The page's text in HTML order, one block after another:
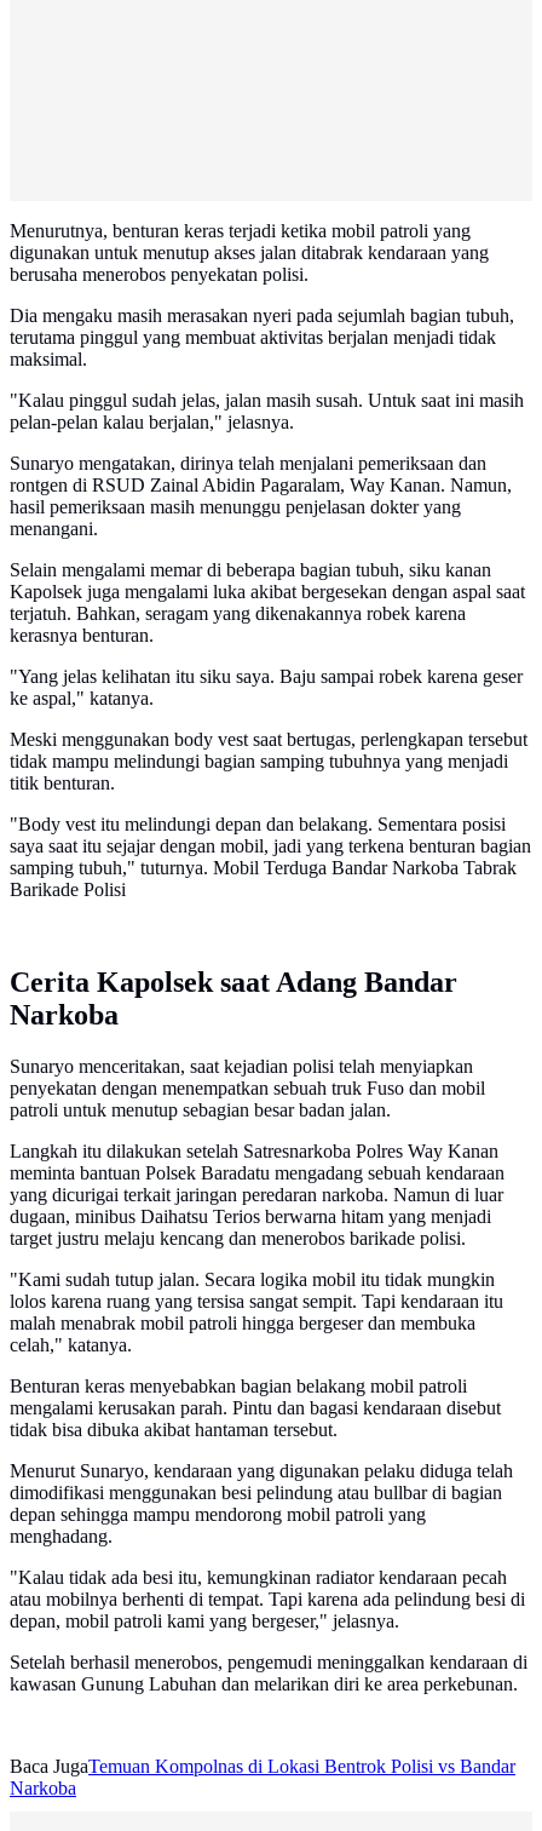
Menurutnya, benturan keras terjadi ketika mobil patroli yang
digunakan untuk menutup akses jalan ditabrak kendaraan yang
berusaha menerobos penyekatan polisi.
Dia mengaku masih merasakan nyeri pada sejumlah bagian tubuh,
terutama pinggul yang membuat aktivitas berjalan menjadi tidak
maksimal.
"Kalau pinggul sudah jelas, jalan masih susah. Untuk saat ini masih
pelan-pelan kalau berjalan," jelasnya.
Sunaryo mengatakan, dirinya telah menjalani pemeriksaan dan
rontgen di RSUD Zainal Abidin Pagaralam, Way Kanan. Namun,
hasil pemeriksaan masih menunggu penjelasan dokter yang
menangani.
Selain mengalami memar di beberapa bagian tubuh, siku kanan
Kapolsek juga mengalami luka akibat bergesekan dengan aspal saat
terjatuh. Bahkan, seragam yang dikenakannya robek karena
kerasnya benturan.
"Yang jelas kelihatan itu siku saya. Baju sampai robek karena geser
ke aspal," katanya.
Meski menggunakan body vest saat bertugas, perlengkapan tersebut
tidak mampu melindungi bagian samping tubuhnya yang menjadi
titik benturan.
"Body vest itu melindungi depan dan belakang. Sementara posisi
saya saat itu sejajar dengan mobil, jadi yang terkena benturan bagian
samping tubuh," tuturnya. Mobil Terduga Bandar Narkoba Tabrak
Barikade Polisi
Cerita Kapolsek saat Adang Bandar
Narkoba
Sunaryo menceritakan, saat kejadian polisi telah menyiapkan
penyekatan dengan menempatkan sebuah truk Fuso dan mobil
patroli untuk menutup sebagian besar badan jalan.
Langkah itu dilakukan setelah Satresnarkoba Polres Way Kanan
meminta bantuan Polsek Baradatu mengadang sebuah kendaraan
yang dicurigai terkait jaringan peredaran narkoba. Namun di luar
dugaan, minibus Daihatsu Terios berwarna hitam yang menjadi
target justru melaju kencang dan menerobos barikade polisi.
"Kami sudah tutup jalan. Secara logika mobil itu tidak mungkin
lolos karena ruang yang tersisa sangat sempit. Tapi kendaraan itu
malah menabrak mobil patroli hingga bergeser dan membuka
celah," katanya.
Benturan keras menyebabkan bagian belakang mobil patroli
mengalami kerusakan parah. Pintu dan bagasi kendaraan disebut
tidak bisa dibuka akibat hantaman tersebut.
Menurut Sunaryo, kendaraan yang digunakan pelaku diduga telah
dimodifikasi menggunakan besi pelindung atau bullbar di bagian
depan sehingga mampu mendorong mobil patroli yang
menghadang.
"Kalau tidak ada besi itu, kemungkinan radiator kendaraan pecah
atau mobilnya berhenti di tempat. Tapi karena ada pelindung besi di
depan, mobil patroli kami yang bergeser," jelasnya.
Setelah berhasil menerobos, pengemudi meninggalkan kendaraan di
kawasan Gunung Labuhan dan melarikan diri ke area perkebunan.
Baca JugaTemuan Kompolnas di Lokasi Bentrok Polisi vs Bandar
Narkoba